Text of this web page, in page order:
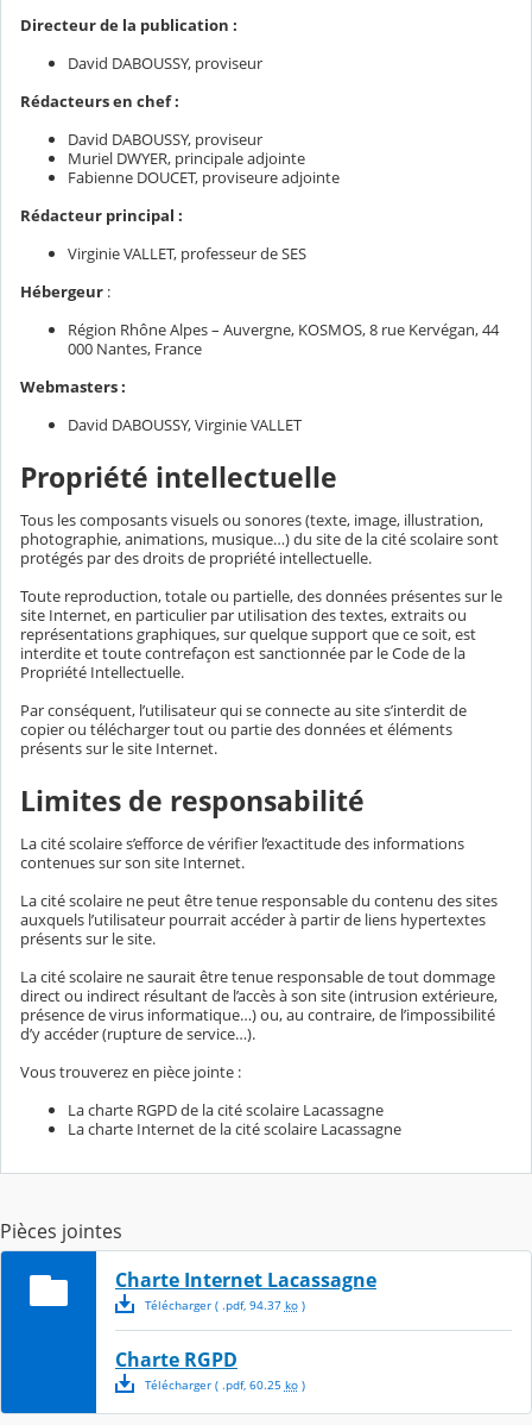
Directeur de la publication :
David DABOUSSY, proviseur
Rédacteurs en chef :
David DABOUSSY, proviseur
Muriel DWYER, principale adjointe
Fabienne DOUCET, proviseure adjointe
Rédacteur principal :
Virginie VALLET, professeur de SES
Hébergeur :
Région Rhône Alpes – Auvergne, KOSMOS, 8 rue Kervégan, 44
000 Nantes, France
Webmasters :
David DABOUSSY, Virginie VALLET
Propriété intellectuelle
Tous les composants visuels ou sonores (texte, image, illustration,
photographie, animations, musique…) du site de la cité scolaire sont
protégés par des droits de propriété intellectuelle.
Toute reproduction, totale ou partielle, des données présentes sur le
site Internet, en particulier par utilisation des textes, extraits ou
représentations graphiques, sur quelque support que ce soit, est
interdite et toute contrefaçon est sanctionnée par le Code de la
Propriété Intellectuelle.
Par conséquent, l’utilisateur qui se connecte au site s’interdit de
copier ou télécharger tout ou partie des données et éléments
présents sur le site Internet.
Limites de responsabilité
La cité scolaire s’efforce de vérifier l’exactitude des informations
contenues sur son site Internet.
La cité scolaire ne peut être tenue responsable du contenu des sites
auxquels l’utilisateur pourrait accéder à partir de liens hypertextes
présents sur le site.
La cité scolaire ne saurait être tenue responsable de tout dommage
direct ou indirect résultant de l’accès à son site (intrusion extérieure,
présence de virus informatique…) ou, au contraire, de l’impossibilité
d’y accéder (rupture de service…).
Vous trouverez en pièce jointe :
La charte RGPD de la cité scolaire Lacassagne
La charte Internet de la cité scolaire Lacassagne
Pièces jointes
Charte Internet Lacassagne
Télécharger( .pdf, 94.37 ko)
Charte RGPD
Télécharger( .pdf, 60.25 ko)